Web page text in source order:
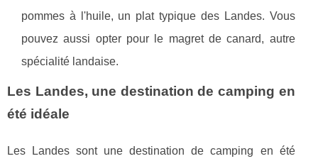
pommes à l'huile, un plat typique des Landes. Vous
pouvez aussi opter pour le magret de canard, autre
spécialité landaise.
Les Landes, une destination de camping en
été idéale
Les Landes sont une destination de camping en été